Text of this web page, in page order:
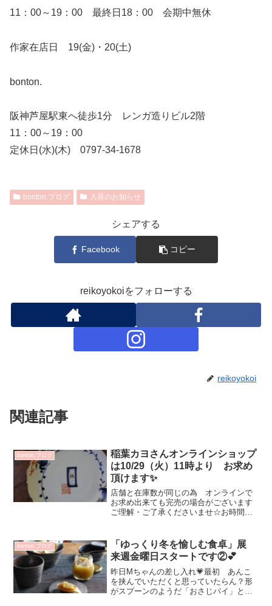
11：00～19：00 最終日18：00 会期中無休
作家在店日 19(金)・20(土)
bonton.
阪神芦屋駅東へ徒歩1分 レンガ造りビル2階
11：00～19：00
定休日(水)(木) 0797-34-1678
bonton.ブログ 入荷のお知らせ
シェアする
Facebook コピー
reikoyokoiをフォローする
reikoyokoi
関連記事
bonton.ブログ
稲葉カヨさんオンラインショップ
は10/29（火）11時より お求め
頂けます✨
店舗と在庫数が同じの為 オンラインで
お求め出来ても完売の場合がございます
ご理解・ご了承くださいませ☆お時間ま
ウームもあり更新中～ですので お時間
あけて 再訪して...
bonton.ブログ
「ゆっくり冬を愉しむ食卓」展
来週金曜日スタートです②💕
昨日Mちゃんの差し入れ💗最初 あんこ
を挟んでいただくと思っていたらん？形
がスプーンのようだ「おさじパイ」と書